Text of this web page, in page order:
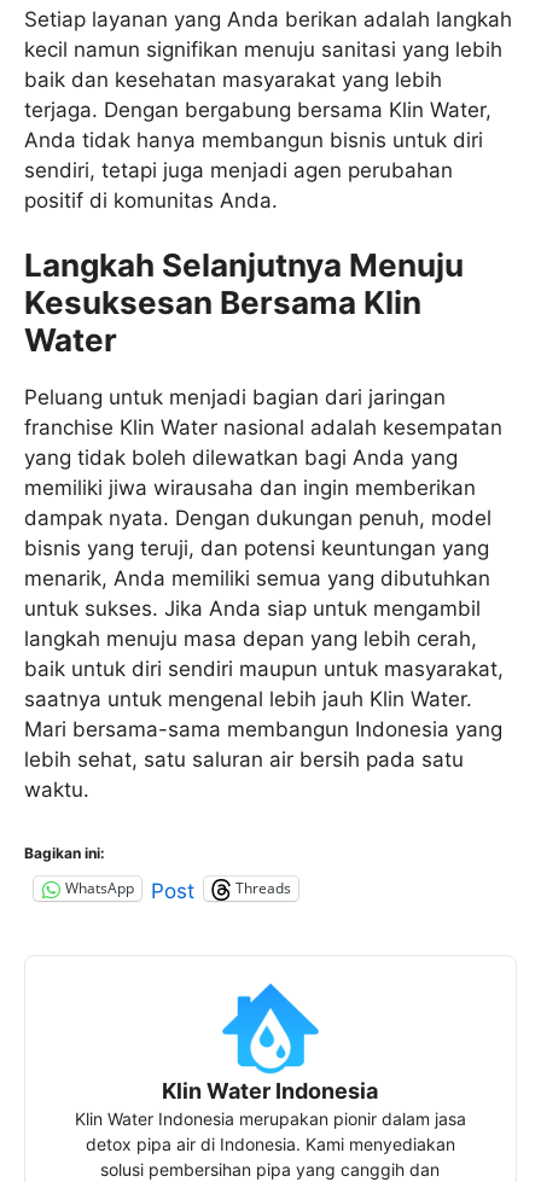
Setiap layanan yang Anda berikan adalah langkah
kecil namun signifikan menuju sanitasi yang lebih
baik dan kesehatan masyarakat yang lebih
terjaga. Dengan bergabung bersama Klin Water,
Anda tidak hanya membangun bisnis untuk diri
sendiri, tetapi juga menjadi agen perubahan
positif di komunitas Anda.
Langkah Selanjutnya Menuju
Kesuksesan Bersama Klin
Water
Peluang untuk menjadi bagian dari jaringan
franchise Klin Water nasional adalah kesempatan
yang tidak boleh dilewatkan bagi Anda yang
memiliki jiwa wirausaha dan ingin memberikan
dampak nyata. Dengan dukungan penuh, model
bisnis yang teruji, dan potensi keuntungan yang
menarik, Anda memiliki semua yang dibutuhkan
untuk sukses. Jika Anda siap untuk mengambil
langkah menuju masa depan yang lebih cerah,
baik untuk diri sendiri maupun untuk masyarakat,
saatnya untuk mengenal lebih jauh Klin Water.
Mari bersama-sama membangun Indonesia yang
lebih sehat, satu saluran air bersih pada satu
waktu.
Bagikan ini:
WhatsApp Post Threads
Klin Water Indonesia
Klin Water Indonesia merupakan pionir dalam jasa
detox pipa air di Indonesia. Kami menyediakan
solusi pembersihan pipa yang canggih dan